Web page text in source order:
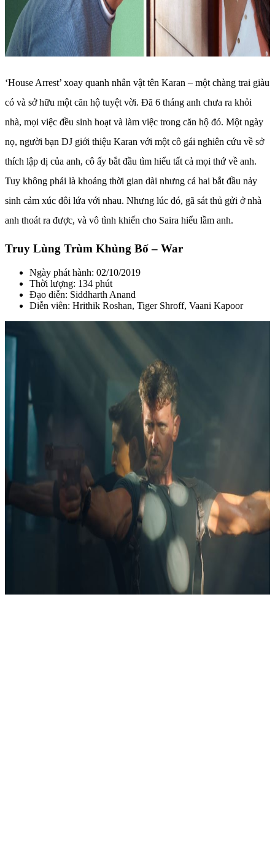
‘House Arrest’ xoay quanh nhân vật tên Karan – một chàng trai giàu
có và sở hữu một căn hộ tuyệt vời. Đã 6 tháng anh chưa ra khỏi
nhà, mọi việc đều sinh hoạt và làm việc trong căn hộ đó. Một ngày
nọ, người bạn DJ giới thiệu Karan với một cô gái nghiên cứu về sở
thích lập dị của anh, cô ấy bắt đầu tìm hiểu tất cả mọi thứ về anh.
Tuy không phải là khoảng thời gian dài nhưng cả hai bắt đầu nảy
sinh cảm xúc đôi lứa với nhau. Nhưng lúc đó, gã sát thủ gửi ở nhà
anh thoát ra được, và vô tình khiến cho Saira hiểu lầm anh.
Truy Lùng Trùm Khủng Bố – War
Ngày phát hành: 02/10/2019
Thời lượng: 134 phút
Đạo diễn: Siddharth Anand
Diễn viên: Hrithik Roshan, Tiger Shroff, Vaani Kapoor